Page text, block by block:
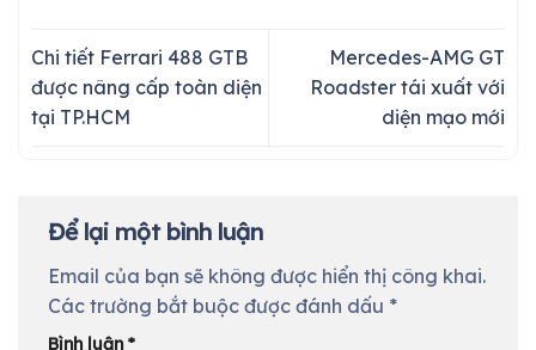
Chi tiết Ferrari 488 GTB
được nâng cấp toàn diện
tại TP.HCM
Mercedes-AMG GT
Roadster tái xuất với
diện mạo mới
Để lại một bình luận
Email của bạn sẽ không được hiển thị công khai.
Các trường bắt buộc được đánh dấu *
Bình luận *